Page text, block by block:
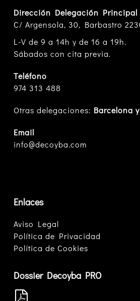
Dirección Delegación Principal
C/ Argensola, 30, Barbastro
L-V de 9 a 14h y de 16 a 19h.
Sábados con cita previa.
Teléfono
974 313 488
Otras delegaciones: Barcelona
Email
info@decoyba.com
Enlaces
Aviso Legal
Política de Privacidad
Política de Cookies
Dossier Decoyba PRO